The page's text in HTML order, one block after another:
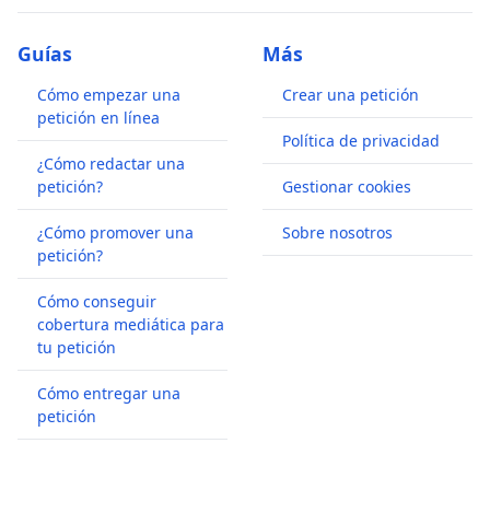
Guías
Cómo empezar una
petición en línea
¿Cómo redactar una
petición?
¿Cómo promover una
petición?
Cómo conseguir
cobertura mediática para
tu petición
Cómo entregar una
petición
Más
Crear una petición
Política de privacidad
Gestionar cookies
Sobre nosotros